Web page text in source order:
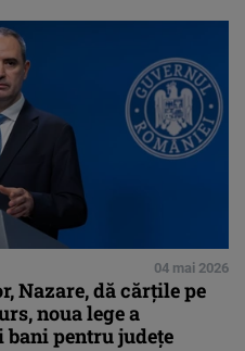
04 mai 2026
Nazare, dă cărțile pe
noua lege a
bani pentru județe